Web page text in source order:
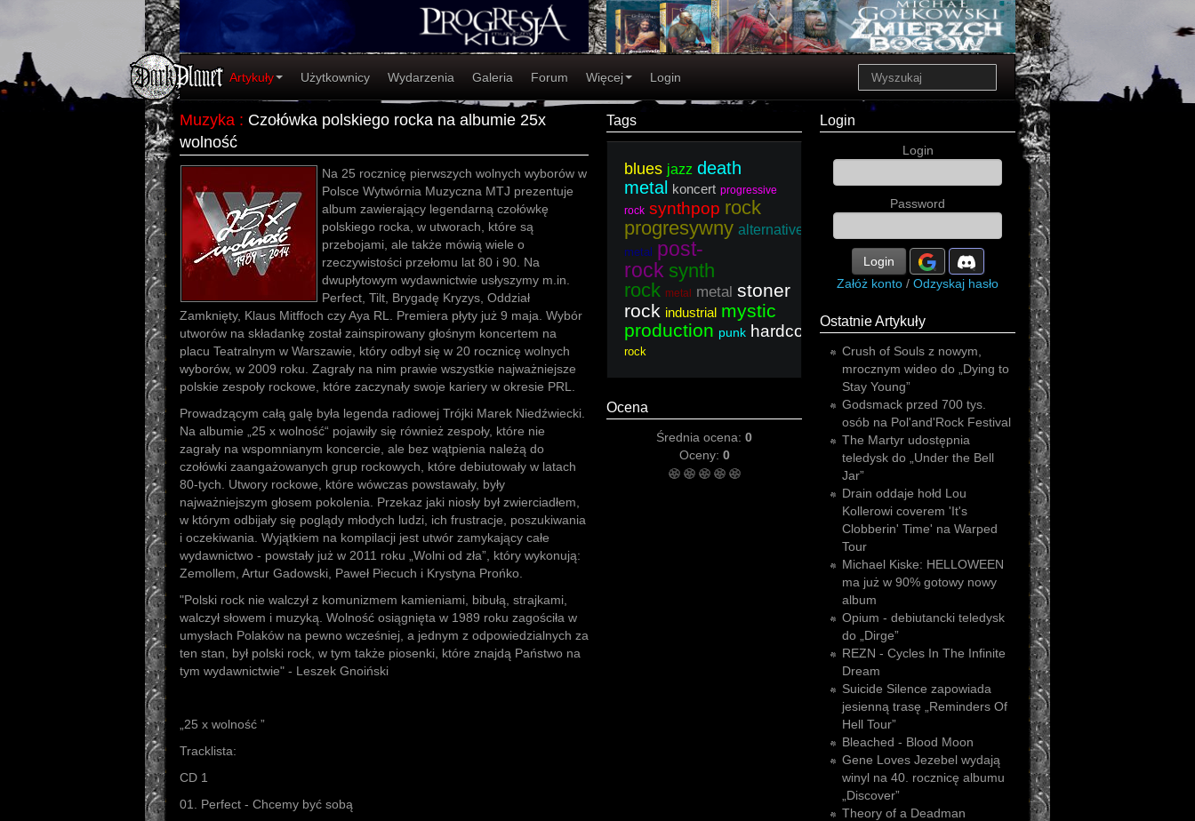
Artykuły Użytkownicy Wydarzenia Galeria Forum Więcej Login
Muzyka : Czołówka polskiego rocka na albumie 25x
wolność
Na 25 rocznicę pierwszych wolnych wyborów w
Polsce Wytwórnia Muzyczna MTJ prezentuje
album zawierający legendarną czołówkę
polskiego rocka, w utworach, które są
przebojami, ale także mówią wiele o
rzeczywistości przełomu lat 80 i 90. Na
dwupłytowym wydawnictwie usłyszymy m.in.
Perfect, Tilt, Brygadę Kryzys, Oddział
Zamknięty, Klaus Mitffoch czy Aya RL. Premiera płyty już 9 maja. Wybór
utworów na składankę został zainspirowany głośnym koncertem na
placu Teatralnym w Warszawie, który odbył się w 20 rocznicę wolnych
wyborów, w 2009 roku. Zagrały na nim prawie wszystkie najważniejsze
polskie zespoły rockowe, które zaczynały swoje kariery w okresie PRL.
Prowadzącym całą galę była legenda radiowej Trójki Marek Niedźwiecki.
Na albumie „25 x wolność“ pojawiły się również zespoły, które nie
zagrały na wspomnianym koncercie, ale bez wątpienia należą do
czołówki zaangażowanych grup rockowych, które debiutowały w latach
80-tych. Utwory rockowe, które wówczas powstawały, były
najważniejszym głosem pokolenia. Przekaz jaki niosły był zwierciadłem,
w którym odbijały się poglądy młodych ludzi, ich frustracje, poszukiwania
i oczekiwania. Wyjątkiem na kompilacji jest utwór zamykający całe
wydawnictwo - powstały już w 2011 roku „Wolni od zła”, który wykonują:
Zemollem, Artur Gadowski, Paweł Piecuch i Krystyna Prońko.
"Polski rock nie walczył z komunizmem kamieniami, bibułą, strajkami,
walczył słowem i muzyką. Wolność osiągnięta w 1989 roku zagościła w
umysłach Polaków na pewno wcześniej, a jednym z odpowiedzialnych za
ten stan, był polski rock, w tym także piosenki, które znajdą Państwo na
tym wydawnictwie" - Leszek Gnoiński
„25 x wolność ”
Tracklista:
CD 1
01. Perfect - Chcemy być sobą
Tags
blues jazz death
metal koncert progressive
rock synthpop rock
progresywny alternative
metal post-
rock synth
rock metal metal stoner
rock industrial mystic
production punk hardcore
alternative
rock
Ocena
Średnia ocena: 0
Oceny: 0
Login
Login
Password
Login
Załóż konto / Odzyskaj hasło
Ostatnie Artykuły
Crush of Souls z nowym,
mrocznym wideo do „Dying to
Stay Young”
Godsmack przed 700 tys.
osób na Pol'and'Rock Festival
The Martyr udostępnia
teledysk do „Under the Bell
Jar”
Drain oddaje hołd Lou
Kollerowi coverem 'It's
Clobberin' Time' na Warped
Tour
Michael Kiske: HELLOWEEN
ma już w 90% gotowy nowy
album
Opium - debiutancki teledysk
do „Dirge”
REZN - Cycles In The Infinite
Dream
Suicide Silence zapowiada
jesienną trasę „Reminders Of
Hell Tour”
Bleached - Blood Moon
Gene Loves Jezebel wydają
winyl na 40. rocznicę albumu
„Discover”
Theory of a Deadman